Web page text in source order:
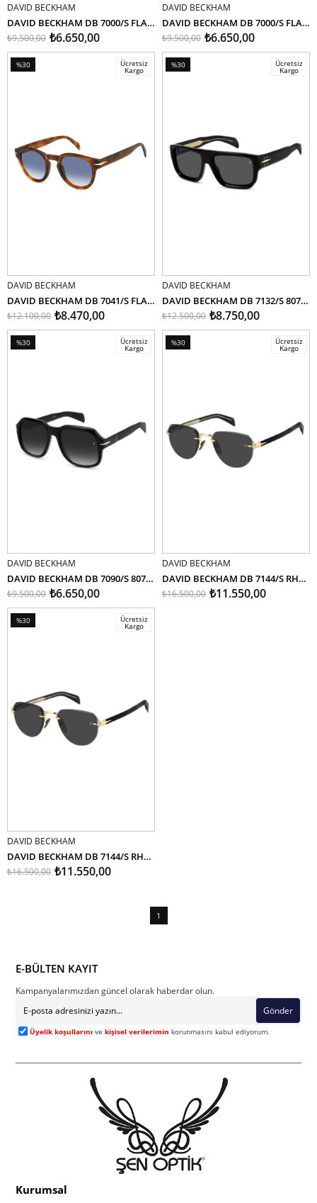
SEPETE EKLE
DAVID BECKHAM
DAVID BECKHAM DB 7000/S FLAT WR708 54
₺6.650,00
₺9.500,00
SEPETE EKLE
DAVID BECKHAM
DAVID BECKHAM DB 7000/S FLAT 7C5IR 54
₺6.650,00
₺9.500,00
SEPETE EKLE
%30
Ücretsiz
Kargo
DAVID BECKHAM
DAVID BECKHAM DB 7041/S FLAT WR908 49
₺8.470,00
₺12.100,00
SEPETE EKLE
%30
Ücretsiz
Kargo
DAVID BECKHAM
DAVID BECKHAM DB 7132/S 807IR 56
₺8.750,00
₺12.500,00
SEPETE EKLE
%30
Ücretsiz
Kargo
DAVID BECKHAM
DAVID BECKHAM DB 7090/S 807 55
₺6.650,00
₺9.500,00
SEPETE EKLE
%30
Ücretsiz
Kargo
DAVID BECKHAM
DAVID BECKHAM DB 7144/S RHLIR 55
₺11.550,00
₺16.500,00
SEPETE EKLE
%30
Ücretsiz
Kargo
DAVID BECKHAM
DAVID BECKHAM DB 7144/S RHLIR 55
₺11.550,00
₺16.500,00
1
E-BÜLTEN KAYIT
Kampanyalarımızdan güncel olarak haberdar olun.
Gönder
Üyelik koşullarını vekişisel verilerimin korunmasını kabul ediyorum.
Kurumsal